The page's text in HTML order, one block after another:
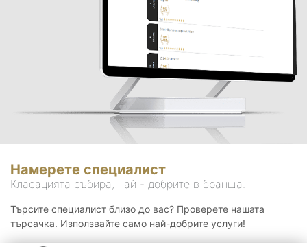
Намерете специалист
Класацията събира, най - добрите в бранша.
Търсите специалист близо до вас? Проверете нашата
търсачка. Използвайте само най-добрите услуги!